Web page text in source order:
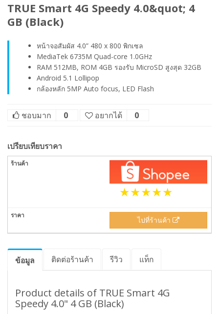
TRUE Smart 4G Speedy 4.0&quot; 4
GB (Black)
หน้าจอสัมผัส 4.0” 480 x 800 พิกเซล
MediaTek 6735M Quad-core 1.0GHz
RAM 512MB, ROM 4GB รองรับ MicroSD สูงสุด 32GB
Android 5.1 Lollipop
กล้องหลัก 5MP Auto focus, LED Flash
ชอบมาก 0 อยากได้ 0
เปรียบเทียบราคา
ไปที่ร้านค้า
ข้อมูล ติดต่อร้านค้า รีวิว แท็ก
Product details of TRUE Smart 4G
Speedy 4.0" 4 GB (Black)